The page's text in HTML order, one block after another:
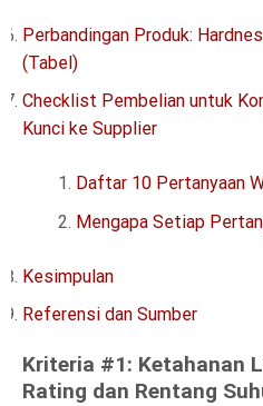
Perbandingan Produk:
(Tabel)
Checklist Pembelian untuk
Kunci ke Supplier
Daftar 10 Pertanyaan
Mengapa Setiap
Kesimpulan
Referensi dan Sumber
Kriteria #1: Ketahanan
Rating dan Rentang